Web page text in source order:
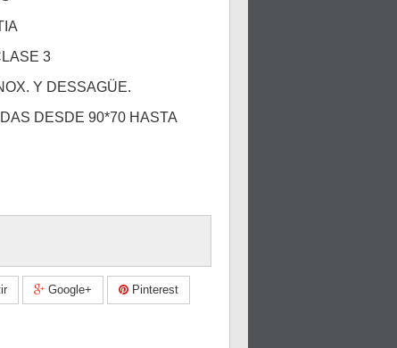
3
Y DESSAGÜE.
DESDE 90*70 HASTA
Google+ Pinterest